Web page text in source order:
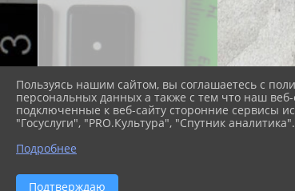
Пользуясь нашим сайтом, вы соглашаетесь с
персональных данных а также с тем что наш веб-
подключенные к веб-сайту сторонние сервисы
"Госуслуги", "PRO.Культура", "Спутник аналитика".
Подробнее
Подтверждаю